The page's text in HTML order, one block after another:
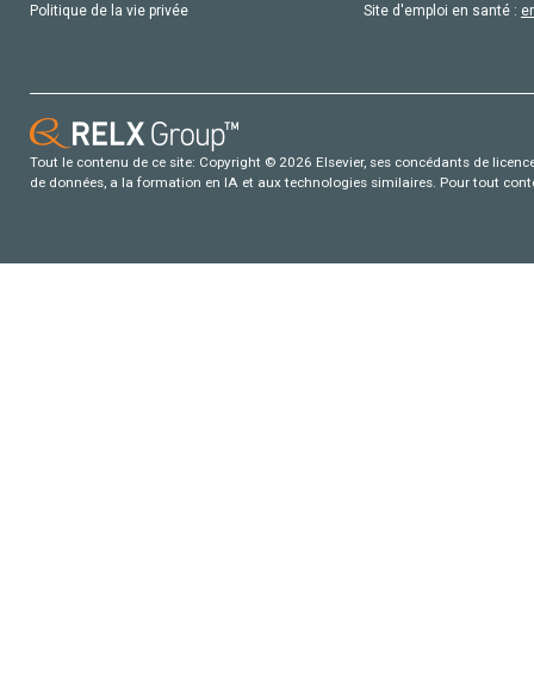
Politique de la vie privée
Site d'emploi en santé :
Tout le contenu de ce site: Copyright © 2026 Elsevier, ses concédants de
de données, a la formation en IA et aux technologies similaires. Pour tout